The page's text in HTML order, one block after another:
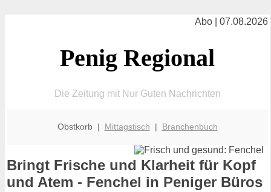
Abo | 07.08.2026
Penig Regional
Die Zeitung mit Nur Guten Nachrichten
Obstkorb | Mittagstisch | Branchenbuch
Bringt Frische und Klarheit für Kopf
und Atem - Fenchel in Peniger Büros